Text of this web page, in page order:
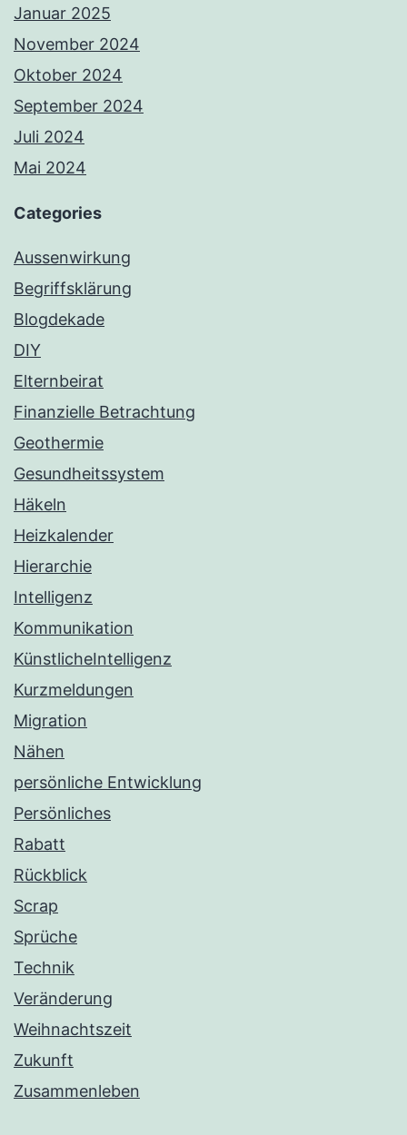
Januar 2025
November 2024
Oktober 2024
September 2024
Juli 2024
Mai 2024
Categories
Aussenwirkung
Begriffsklärung
Blogdekade
DIY
Elternbeirat
Finanzielle Betrachtung
Geothermie
Gesundheitssystem
Häkeln
Heizkalender
Hierarchie
Intelligenz
Kommunikation
KünstlicheIntelligenz
Kurzmeldungen
Migration
Nähen
persönliche Entwicklung
Persönliches
Rabatt
Rückblick
Scrap
Sprüche
Technik
Veränderung
Weihnachtszeit
Zukunft
Zusammenleben